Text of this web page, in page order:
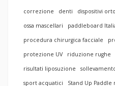
correzione denti dispositivi
ossa mascellari
paddleboard
procedura chirurgica facciale
protezione UV
riduzione rughe
risultati liposuzione
sport acquatici
Stand Up Paddle